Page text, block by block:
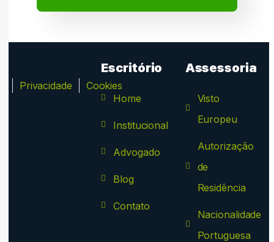
Privacidade Cookies
Escritório
Home
Institucional
Advogado
Blog
Contato
Assessoria
Visto
Europeu
Autorização
de
Residência
Nacionalidade
Portuguesa